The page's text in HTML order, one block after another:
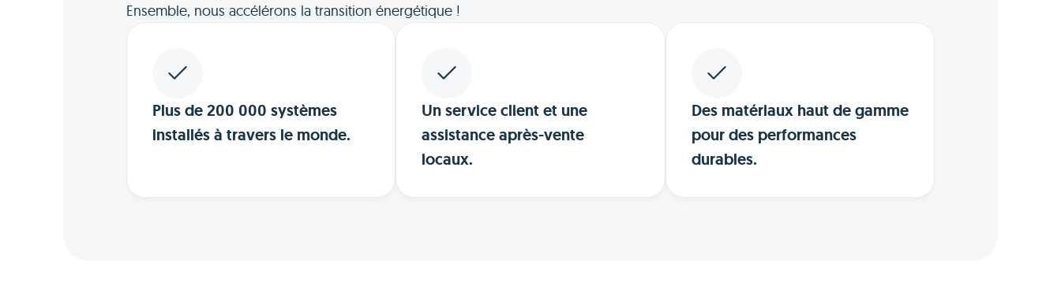
Ensemble, nous accélérons la transition énergétique !
Plus de 200 000 systèmes
installés à travers le monde.
Un service client et une
assistance après-vente
locaux.
Des matériaux haut de gamme
pour des performances
durables.